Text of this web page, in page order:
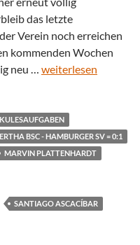
das letzte
Verein noch erreichen
kommenden Wochen
neu … weiterlesen
BSC - HAMBURGER SV = 0:1
MARVIN PLATTENHARDT
SANTIAGO ASCACÍBAR